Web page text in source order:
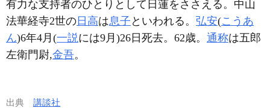
有力な支持者のひとりとして日蓮をささえる。中山
法華経寺2世の 日高は息子 といわれる。 弘安(こうあ
ん)6年4月(一説には9月)26日死去。62歳。 通称は五郎
左衛門尉,金吾。
出典 講談社